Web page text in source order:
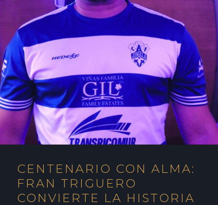
CENTENARIO CON ALMA:
FRAN TRIGUERO
CONVIERTE LA HISTORIA